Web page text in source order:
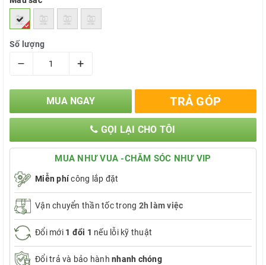
Số lượng
– +
MUA NGAY TRẢ GÓP
GỌI LẠI CHO TÔI
MUA NHƯ VUA -CHĂM SÓC NHƯ VIP
Miễn phícông lắp đặt
Vận chuyển thần tốc trong 2h làm việc
Đổi mới 1 đổi 1 nếu lỗi kỹ thuật
Đổi trả và bảo hành nhanh chóng